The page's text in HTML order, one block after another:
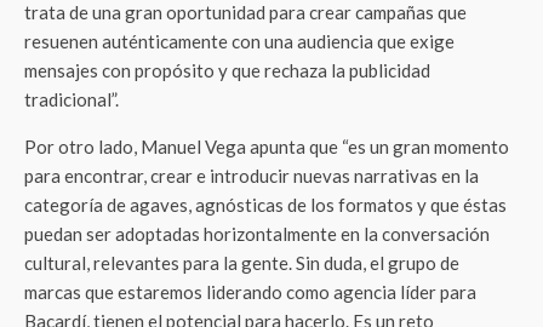
trata de una gran oportunidad para crear campañas que
resuenen auténticamente con una audiencia que exige
mensajes con propósito y que rechaza la publicidad
tradicional”.
Por otro lado, Manuel Vega apunta que “es un gran momento
para encontrar, crear e introducir nuevas narrativas en la
categoría de agaves, agnósticas de los formatos y que éstas
puedan ser adoptadas horizontalmente en la conversación
cultural, relevantes para la gente. Sin duda, el grupo de
marcas que estaremos liderando como agencia líder para
Bacardí, tienen el potencial para hacerlo. Es un reto